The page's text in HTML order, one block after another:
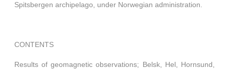
Spitsbergen archipelago, under Norwegian administration.
CONTENTS
Results of geomagnetic observations; Belsk, Hel, Hornsund,